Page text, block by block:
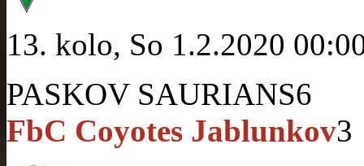
13. kolo, So 1.2.2020
PASKOV SAURIANS6
FbC Coyotes Jablunkov3